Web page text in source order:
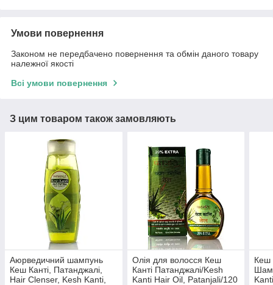
Умови повернення
Законом не передбачено повернення та обмін даного товару
належної якості
Всі умови повернення
З цим товаром також замовляють
Аюрведичний шампунь
Кеш Канті, Патанджалі,
Hair Clenser, Kesh Kanti,
Олія для волосся Кеш
Канті Патанджалі/Kesh
Kanti Hair Oil, Patanjali/120
Кеш